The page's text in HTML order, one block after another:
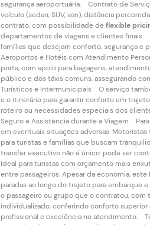
segurança aeroportuária. Contrato de
veículo (sedan, SUV, van), distância
contrato, com possibilidade deflexible
departamentos de viagens e clientes
famílias que desejam conforto, segurança e
Aeroportos e Hotéis com Atendimento
porta, com apoio para bagagens,
público e dos táxis comuns, assegurando
Turísticos e Intermunicipais O serviço
e o itinerário para garantir conforto em
roteiro ou necessidades especiais dos
Seguro e Assistência durante a Viagem
em eventuais situações adversas.
para turistas e famílias que buscam
transfer executivo não é único: pode ser
Ideal para turistas com orçamento mais
entre passageiros. Apesar da economia,
paradas ao longo do trajeto para
o passageiro ou grupo que o contratou,
individualizado, conferindo conforto
profissional e excelência no atendimento.